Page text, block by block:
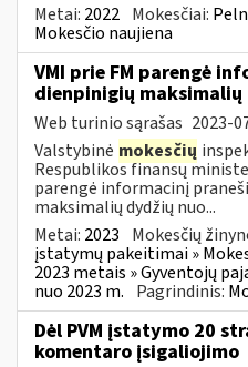
Metai: 2022 Mokesčiai:
Mokesčio naujiena
VMI prie FM parengė
dienpinigių
Web turinio sąrašas 2023-
Valstybinė mokesčių
Respublikos finansų
parengė informacinį
maksimalių dydžių nuo...
Metai: 2023 Mokesčių
įstatymų pakeitimai »
2023 metais » Gyventojų
nuo 2023 m. Pagrindinis:
Dėl PVM įstatymo 20
komentaro įsigaliojimo